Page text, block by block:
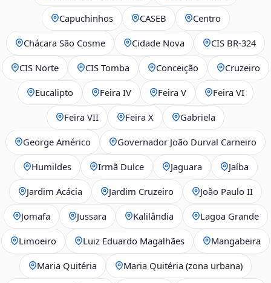
Capuchinhos CASEB Centro
Chácara São Cosme Cidade Nova CIS BR‑324
CIS Norte CIS Tomba Conceição Cruzeiro
Eucalipto Feira IV Feira V Feira VI
Feira VII Feira X Gabriela
George Américo Governador João Durval Carneiro
Humildes Irmã Dulce Jaguara Jaíba
Jardim Acácia Jardim Cruzeiro João Paulo II
Jomafa Jussara Kalilândia Lagoa Grande
Limoeiro Luiz Eduardo Magalhães Mangabeira
Maria Quitéria Maria Quitéria (zona urbana)